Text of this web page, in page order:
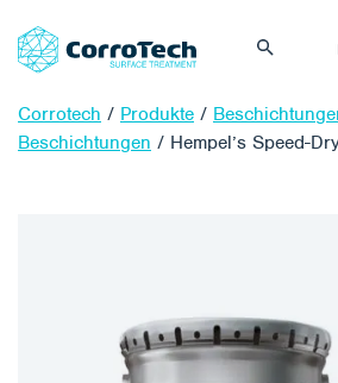
Corrotech / Produkte /
Beschichtungen / Hempel’s Speed-